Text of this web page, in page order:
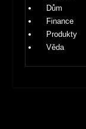
Dům
Finance
Produkty
Věda